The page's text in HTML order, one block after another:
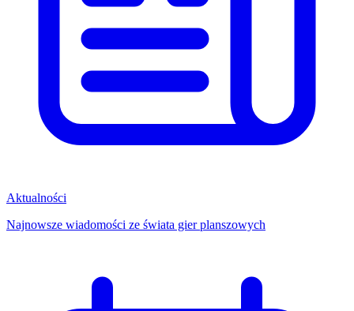
Aktualności
Najnowsze wiadomości ze świata gier planszowych